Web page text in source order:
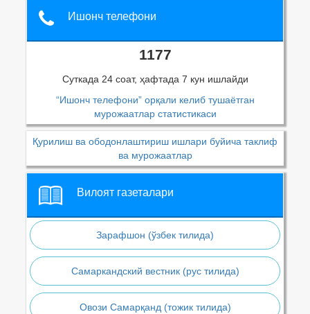
Ишонч телефони
1177
Суткада 24 соат, ҳафтада 7 кун ишлайди
“Ишонч телефони” орқали келиб тушаётган
мурожаатлар статистикаси
Қурилиш ва ободонлаштириш ишлари буйича таклиф
ва мурожаатлар
Вилоят газеталари
Зарафшон (ўзбек тилида)
Самаркандский вестник (рус тилида)
Овози Самарқанд (тожик тилида)